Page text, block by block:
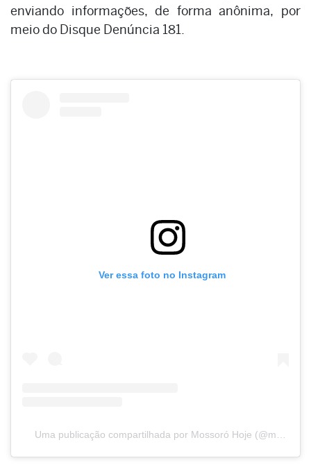
enviando informações, de forma anônima, por
meio do Disque Denúncia 181.
Ver essa foto no Instagram